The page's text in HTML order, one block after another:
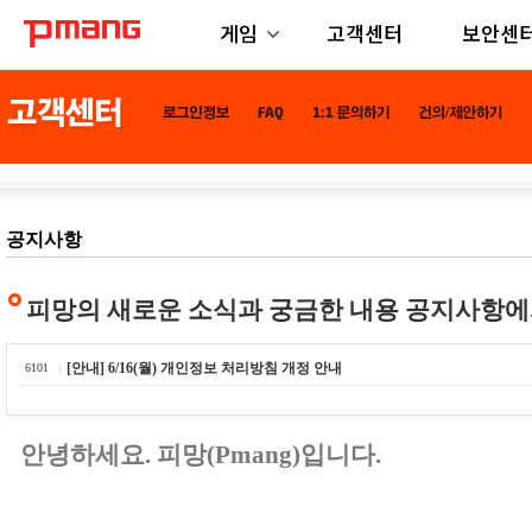
게임 고객센터 보안센
공지사항
피망의 새로운 소식과 궁금한 내용 공지사항
6101 [안내] 6/16(월) 개인정보 처리방침 개정 안내
안녕하세요. 피망(Pmang)입니다.